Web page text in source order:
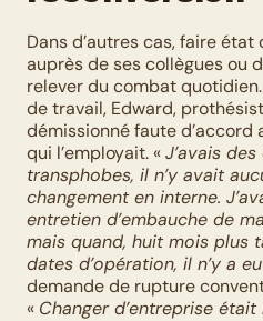
Dans d’autres cas, faire
auprès de ses collègues ou
relever du combat
de travail, Edward,
démissionné faute
qui l’employait. « J’avais
transphobes, il n’y avait
changement en interne.
entretien d’embauche de
mais quand, huit mois plus
dates d’opération, il n’y a
demande de rupture
« Changer d’entreprise